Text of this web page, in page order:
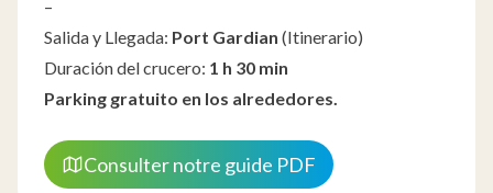
–
Salida y Llegada: Port Gardian (Itinerario)
Duración del crucero: 1 h 30 min
Parking gratuito en los alrededores.
Consulter notre guide PDF